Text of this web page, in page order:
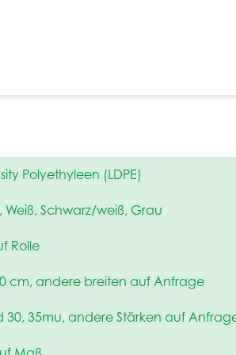
Polyethyleen (LDPE)
Weiß, Schwarz/weiß, Grau
Rolle
cm, andere breiten auf Anfrage
30, 35mu, andere Stärken auf